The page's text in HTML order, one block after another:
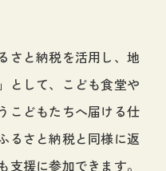
さと納税を活用し、地
として、こども食堂や
こどもたちへ届ける仕
るさと納税と同様に返
援に参加できます。